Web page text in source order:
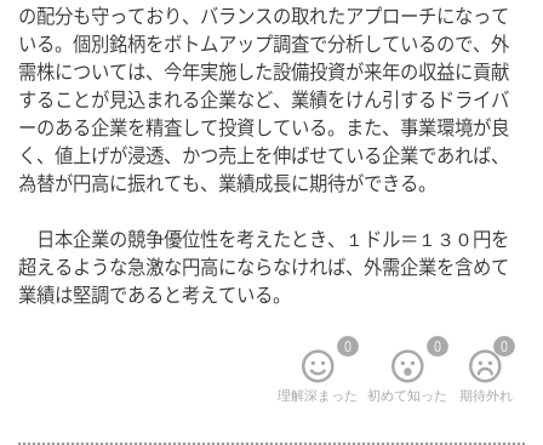
の配分も守っており、バランスの取れたアプローチになって
いる。個別銘柄をボトムアップ調査で分析しているので、外
需株については、今年実施した設備投資が来年の収益に貢献
することが見込まれる企業など、業績をけん引するドライバ
ーのある企業を精査して投資している。また、事業環境が良
く、値上げが浸透、かつ売上を伸ばせている企業であれば、
為替が円高に振れても、業績成長に期待ができる。
日本企業の競争優位性を考えたとき、１ドル＝１３０円を
超えるような急激な円高にならなければ、外需企業を含めて
業績は堅調であると考えている。
0
理解深まった
0
初めて知った
0
期待外れ